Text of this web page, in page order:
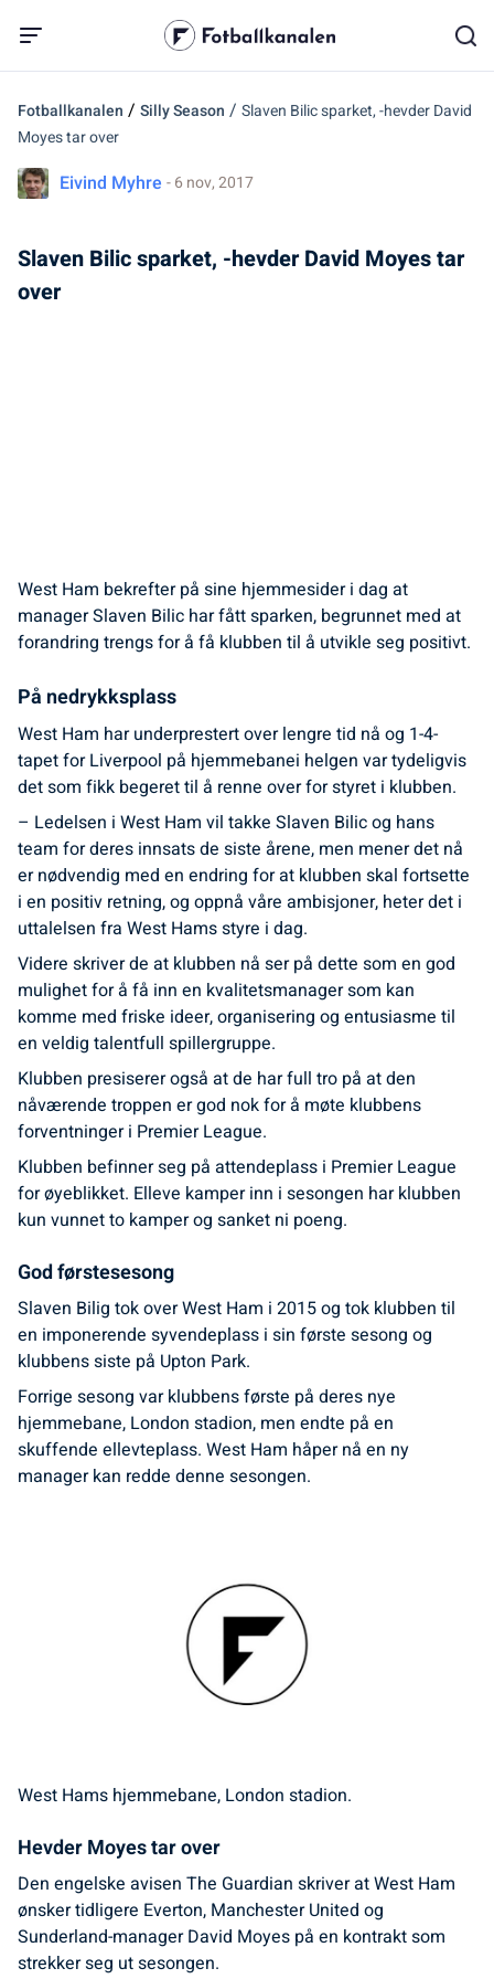
Fotballkanalen / Silly Season / Slaven Bilic sparket, -hevder David
Moyes tar over
Eivind Myhre - 6 nov, 2017
Slaven Bilic sparket, -hevder David Moyes tar
over
West Ham bekrefter på sine hjemmesider i dag at
manager Slaven Bilic har fått sparken, begrunnet med at
forandring trengs for å få klubben til å utvikle seg positivt.
På nedrykksplass
West Ham har underprestert over lengre tid nå og 1-4-
tapet for Liverpool på hjemmebanei helgen var tydeligvis
det som fikk begeret til å renne over for styret i klubben.
– Ledelsen i West Ham vil takke Slaven Bilic og hans
team for deres innsats de siste årene, men mener det nå
er nødvendig med en endring for at klubben skal fortsette
i en positiv retning, og oppnå våre ambisjoner, heter det i
uttalelsen fra West Hams styre i dag.
Videre skriver de at klubben nå ser på dette som en god
mulighet for å få inn en kvalitetsmanager som kan
komme med friske ideer, organisering og entusiasme til
en veldig talentfull spillergruppe.
Klubben presiserer også at de har full tro på at den
nåværende troppen er god nok for å møte klubbens
forventninger i Premier League.
Klubben befinner seg på attendeplass i Premier League
for øyeblikket. Elleve kamper inn i sesongen har klubben
kun vunnet to kamper og sanket ni poeng.
God førstesesong
Slaven Bilig tok over West Ham i 2015 og tok klubben til
en imponerende syvendeplass i sin første sesong og
klubbens siste på Upton Park.
Forrige sesong var klubbens første på deres nye
hjemmebane, London stadion, men endte på en
skuffende ellevteplass. West Ham håper nå en ny
manager kan redde denne sesongen.
West Hams hjemmebane, London stadion.
Hevder Moyes tar over
Den engelske avisen The Guardian skriver at West Ham
ønsker tidligere Everton, Manchester United og
Sunderland-manager David Moyes på en kontrakt som
strekker seg ut sesongen.